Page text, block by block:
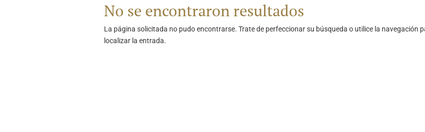
No se encontraron resultados
La página solicitada no pudo encontrarse. Trate de perfeccionar su búsqueda o utilice la navegación
localizar la entrada.